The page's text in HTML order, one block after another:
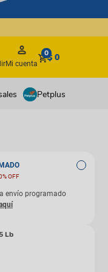
Mi cuenta
0$ 0
Petplus
OFF
envío programado
Lb